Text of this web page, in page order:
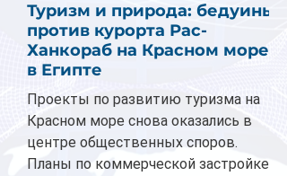
Туризм и природа: бедуины
против курорта Рас-
Ханкораб на Красном море
в Египте
Проекты по развитию туризма на
Красном море снова оказались в
центре общественных споров.
Планы по коммерческой застройке